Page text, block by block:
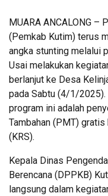
MUARA ANCALONG –
(Pemkab Kutim) terus
angka stunting melalui
Usai melakukan
berlanjut ke Desa
pada Sabtu (4/1/2025).
program ini adalah
Tambahan (PMT)
(KRS).
Kepala Dinas
Berencana (DPPKB)
langsung dalam